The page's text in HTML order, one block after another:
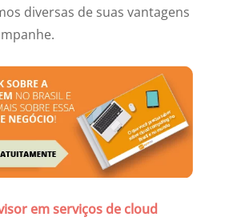
diversas de suas vantagens
em serviços de cloud